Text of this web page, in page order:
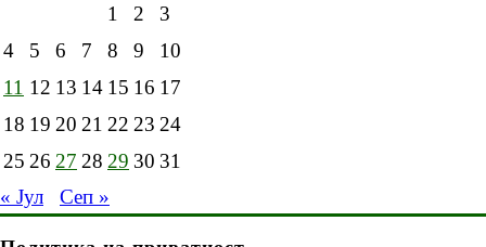
1
2
3
4
5 6 7 8 9
10
11 12 13 14 15 16 17
18 19 20 21 22 23 24
25 26 27 28 29 30 31
« Јул
Сеп »